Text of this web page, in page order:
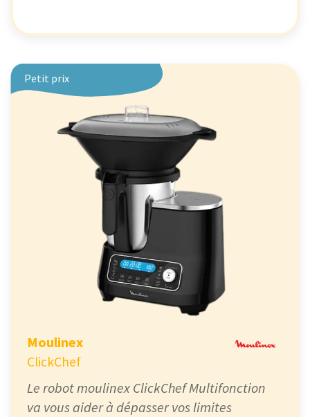
Petit prix
Moulinex
ClickChef
Le robot moulinex ClickChef Multifonction
va vous aider à dépasser vos limites